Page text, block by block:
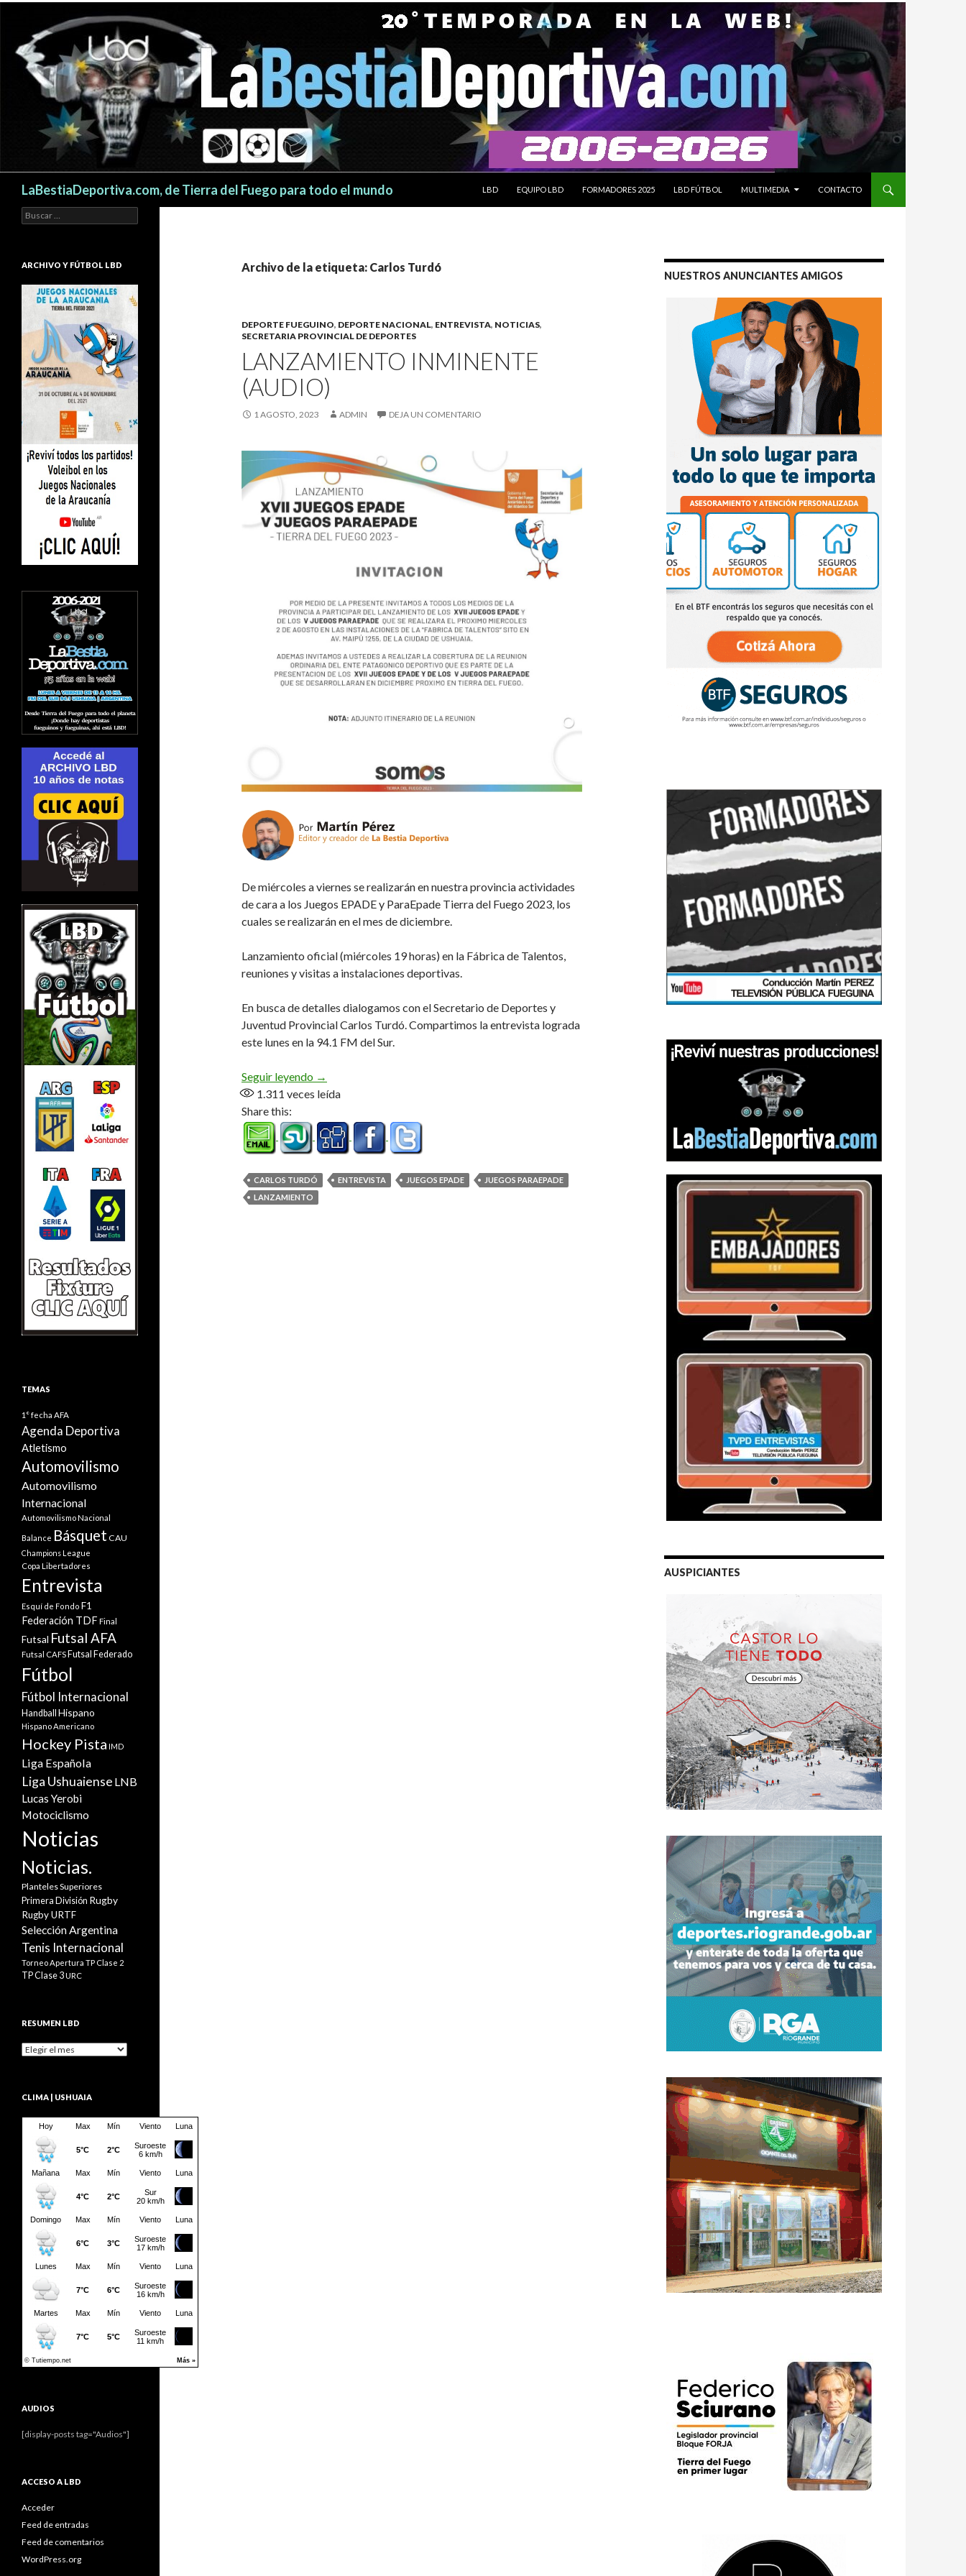
LaBestiaDeportiva.com, de Tierra del Fuego para todo el mundo
LBD
EQUIPO LBD FORMADORES 2025 LBD FÚTBOL MULTIMEDIA CONTACTO
Archivo de la etiqueta: Carlos Turdó
DEPORTE FUEGUINO, DEPORTE NACIONAL, ENTREVISTA, NOTICIAS,
SECRETARIA PROVINCIAL DE DEPORTES
LANZAMIENTO INMINENTE
(AUDIO)
1 AGOSTO, 2023 ADMIN DEJA UN COMENTARIO
De miércoles a viernes se realizarán en nuestra provincia actividades
de cara a los Juegos EPADE y ParaEpade Tierra del Fuego 2023, los
cuales se realizarán en el mes de diciembre.
Lanzamiento oficial (miércoles 19 horas) en la Fábrica de Talentos,
reuniones y visitas a instalaciones deportivas.
En busca de detalles dialogamos con el Secretario de Deportes y
Juventud Provincial Carlos Turdó. Compartimos la entrevista lograda
este lunes en la 94.1 FM del Sur.
Seguir leyendo Lanzamiento inminente (Audio)
→
1.311 veces leída
Share this:
CARLOS TURDÓ ENTREVISTA JUEGOS EPADE
JUEGOS PARAEPADE
LANZAMIENTO
NUESTROS ANUNCIANTES AMIGOS
AUSPICIANTES
Buscar:
ARCHIVO Y FÚTBOL LBD
TEMAS
1° fecha AFA
Agenda Deportiva
Atletismo
Automovilismo
Automovilismo
Internacional
Automovilismo Nacional
Balance Básquet CAU
Champions League
Copa Libertadores
Entrevista
Esquí de Fondo F1
Federación TDF Final
Futsal Futsal AFA
Futsal CAFS Futsal Federado
Fútbol
Fútbol Internacional
Handball Hispano
Hispano Americano
Hockey Pista IMD
Liga Española
Liga Ushuaiense LNB
Lucas Yerobi
Motociclismo
Noticias
Noticias.
Planteles Superiores
Primera División Rugby
Rugby URTF
Selección Argentina
Tenis Internacional
Torneo Apertura TP Clase 2
TP Clase 3URC
RESUMEN LBD
Resumen
CLIMA | USHUAIA
AUDIOS
[display-posts tag="Audios"]
ACCESO A LBD
Acceder
Feed de entradas
Feed de comentarios
WordPress.org